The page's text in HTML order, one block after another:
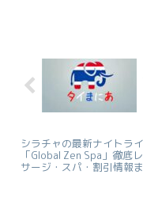
シラチャの最新ナイトラ
「Global Zen Spa」徹底
サージ・スパ・割引情報